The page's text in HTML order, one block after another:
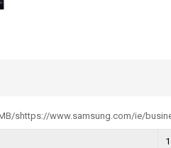
shttps://www.samsung.com/ie/